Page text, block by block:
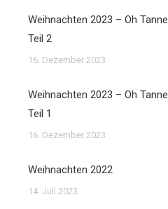
Weihnachten 2023 – Oh
Teil 2
16. Dezember 2023
Weihnachten 2023 – Oh
Teil 1
16. Dezember 2023
Weihnachten 2022
14. Juli 2023